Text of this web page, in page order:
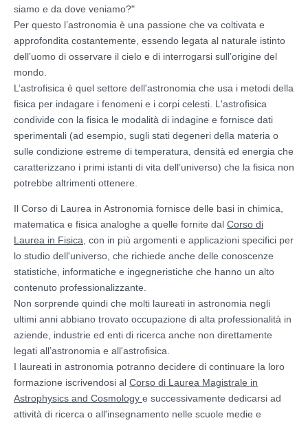
siamo e da dove veniamo?"
Per questo l’astronomia è una passione che va coltivata e
approfondita costantemente, essendo legata al naturale istinto
dell’uomo di osservare il cielo e di interrogarsi sull’origine del
mondo.
L’astrofisica è quel settore dell'astronomia che usa i metodi della
fisica per indagare i fenomeni e i corpi celesti. L'astrofisica
condivide con la fisica le modalità di indagine e fornisce dati
sperimentali (ad esempio, sugli stati degeneri della materia o
sulle condizione estreme di temperatura, densità ed energia che
caratterizzano i primi istanti di vita dell’universo) che la fisica non
potrebbe altrimenti ottenere.
Il Corso di Laurea in Astronomia fornisce delle basi in chimica,
matematica e fisica analoghe a quelle fornite dal Corso di
Laurea in Fisica , con in più argomenti e applicazioni specifici per
lo studio dell'universo, che richiede anche delle conoscenze
statistiche, informatiche e ingegneristiche che hanno un alto
contenuto professionalizzante.
Non sorprende quindi che molti laureati in astronomia negli
ultimi anni abbiano trovato occupazione di alta professionalità in
aziende, industrie ed enti di ricerca anche non direttamente
legati all’astronomia e all'astrofisica.
I laureati in astronomia potranno decidere di continuare la loro
formazione iscrivendosi al Corso di Laurea Magistrale in
Astrophysics and Cosmology e successivamente dedicarsi ad
attività di ricerca o all'insegnamento nelle scuole medie e